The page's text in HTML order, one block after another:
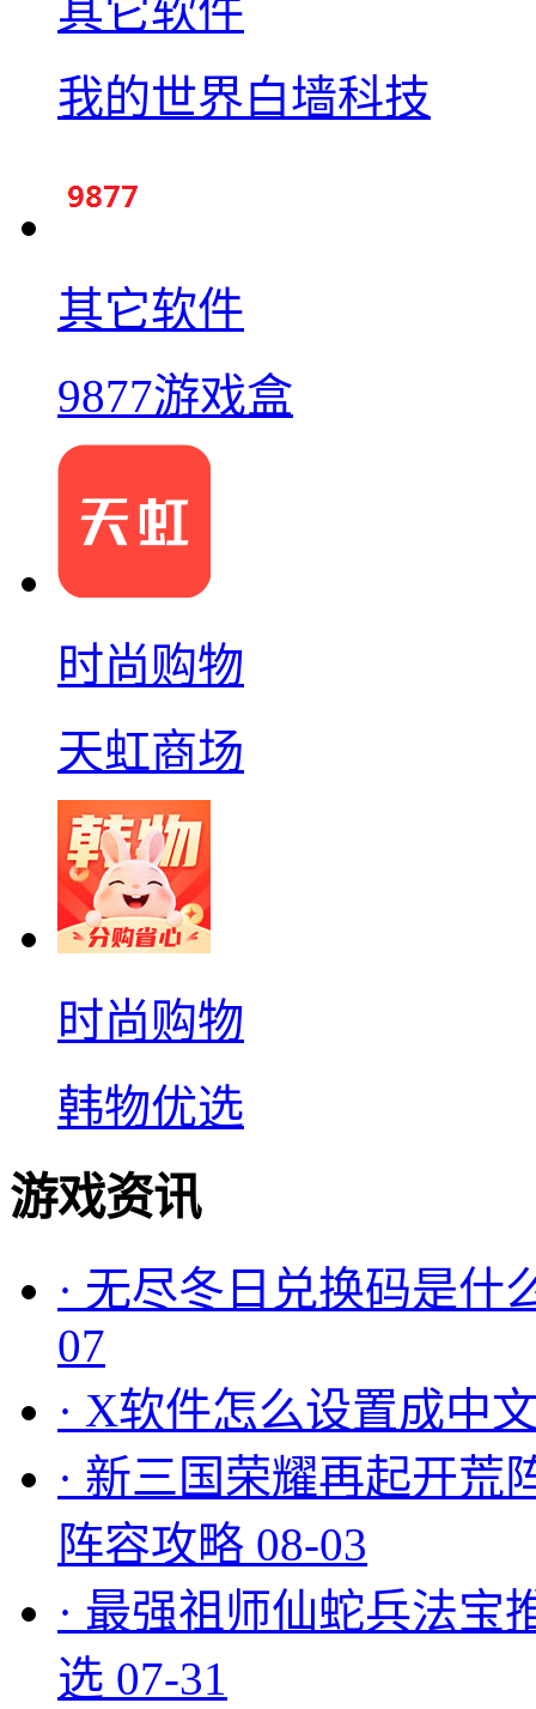
其它软件
我的世界白墙科技
其它软件
9877游戏盒
时尚购物
天虹商场
时尚购物
韩物优选
游戏资讯
· 无尽冬日兑换码是什
07
· X软件怎么设置成中
· 新三国荣耀再起开荒
阵容攻略 08-03
· 最强祖师仙蛇兵法宝
选 07-31